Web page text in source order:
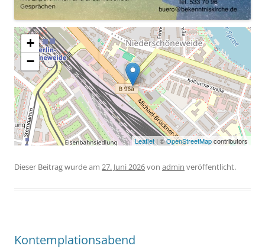
+
−
Leaflet| ©OpenStreetMapcontributors
Dieser Beitrag wurde am 27. Juni 2026von admin veröffentlicht.
Kontemplationsabend